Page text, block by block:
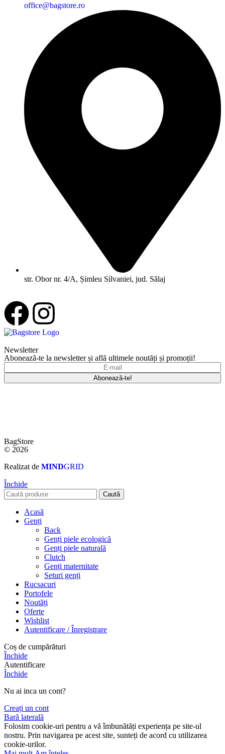
office@bagstore.ro
str. Obor nr. 4/A, Șimleu Silvaniei, jud. Sălaj
Newsletter
Abonează-te la newsletter și află ultimele noutăți și promoții!
BagStore
© 2026
Realizat de MINDGRID
Închide
Caută
Acasă
Genți
Back
Genți piele ecologică
Genți piele naturală
Clutch
Genți maternitate
Seturi genți
Rucsacuri
Portofele
Noutăți
Oferte
Wishlist
Autentificare / Înregistrare
Coș de cumpărături
Închide
Autentificare
Închide
Nu ai inca un cont?
Creați un cont
Bară laterală
Folosim cookie-uri pentru a vă îmbunătăți experiența pe site-ul
nostru. Prin navigarea pe acest site, sunteți de acord cu utilizarea
cookie-urilor.